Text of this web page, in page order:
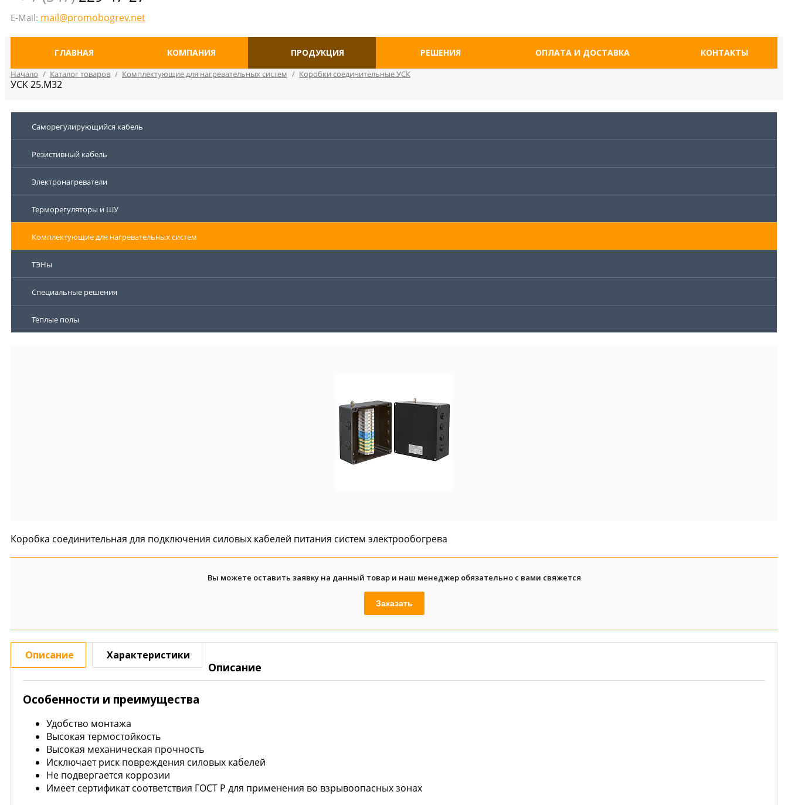
E-Mail: mail@promobogrev.net
ГЛАВНАЯ КОМПАНИЯ ПРОДУКЦИЯ РЕШЕНИЯ ОПЛАТА И ДОСТАВКА КОНТАКТЫ
Начало / Каталог товаров / Комплектующие для нагревательных систем / Коробки соединительные УСК
УСК 25.М32
Саморегулирующийся кабель
Резистивный кабель
Электронагреватели
Терморегуляторы и ШУ
Комплектующие для нагревательных систем
ТЭНы
Специальные решения
Теплые полы
Коробка соединительная для подключения силовых кабелей питания систем электрообогрева
Вы можете оставить заявку на данный товар и наш менеджер обязательно с вами свяжется
Заказать
Описание Характеристики
Описание
Особенности и преимущества
Удобство монтажа
Высокая термостойкость
Высокая механическая прочность
Исключает риск повреждения силовых кабелей
Не подвергается коррозии
Имеет сертификат соответствия ГОСТ Р для применения во взрывоопасных зонах